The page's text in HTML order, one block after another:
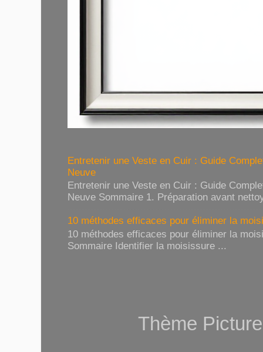
Entretenir une Veste en Cuir : Guide
Neuve
Entretenir une Veste en Cuir : Guide
Neuve Sommaire 1. Préparation avant
10 méthodes efficaces pour éliminer la
10 méthodes efficaces pour éliminer la
Sommaire Identifier la moisissure ...
Thème